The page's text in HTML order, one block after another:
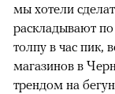
мы хотели
раскладывают
толпу в час пик,
магазинов в
трендом на